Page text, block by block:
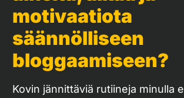
motivaatiota
säännölliseen
bloggaamiseen?
Kovin jännittäviä rutiineja minulla